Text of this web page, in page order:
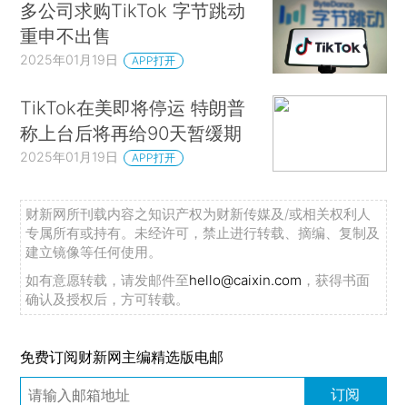
多公司求购TikTok 字节跳动
重申不出售
2025年01月19日 APP打开
TikTok在美即将停运 特朗普
称上台后将再给90天暂缓期
2025年01月19日 APP打开
财新网所刊载内容之知识产权为财新传媒及/或相关权利人
专属所有或持有。未经许可，禁止进行转载、摘编、复制及
建立镜像等任何使用。
如有意愿转载，请发邮件至hello@caixin.com ，获得书面
确认及授权后，方可转载。
免费订阅财新网主编精选版电邮
订阅